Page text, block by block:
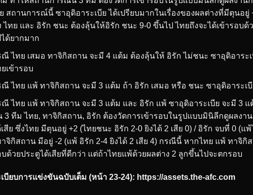
ย สถานการณ์นี้ ซาอุดิอาระเบีย ได้เปรียบมากในเรื่องของผลต่างที่มีตุนอยู่
ไทย และ อิรัก ชนะ ต้องลุ้นให้อิรัก ชนะ 9-0 ขึ้นไป ไทยถึงจะได้เข้ารอบ
ด้ยากมาก
ณี ไทย เสมอ ทาจิกิสถาน จะมี 4 แต้ม ต้องลุ้นให้ อิรัก ไม่ชนะ ซาอุดิอาระ
เข้ารอบ
ณี ไทย แพ้ ทาจิกิสถาน จะมี 3 แต้ม ถ้า อิรัก เสมอ หรือ ชนะ ซาอุดิอาระเ
ณี ไทย แพ้ ทาจิกิสถาน จะมี 3 แต้ม และ อิรัก แพ้ ซาอุดิอาระเบีย จะมี 3
3 ทีม ไทย, ทาจิกิสถาน, อิรัก ต้องวัดการเข้ารอบในรูปแบบมินิลีกดูผลงา
สีย ซึ่งไทย มีตุนอยู่ +2 (ไทยชนะ อิรัก 2-0 ยิงได้ 2 เสีย 0) / อิรัก จบที่ 0 (แ
จิกิสถาน มีอยู่ -2 (แพ้ อิรัก 2-4 ยิงได้ 2 เสีย 4) กรณีนี้ หากไทย แพ้ ทาจิกิ
บด้วยประตูได้เสียที่ดีกว่า แต่ถ้าไทยแพ้ด้วยผลต่าง 2 ลูกขึ้นไปจะตกรอบ
เบียบการแข่งขันฉบับเต็ม (หน้า 23-24): https://assets.the-afc.com